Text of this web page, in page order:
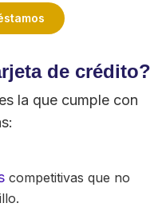
de crédito?
la que cumple con
competitivas que no